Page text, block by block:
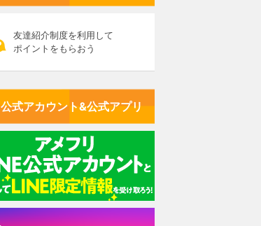
友達紹介制度を利用して
ポイントをもらおう
公式アカウント&公式アプリ